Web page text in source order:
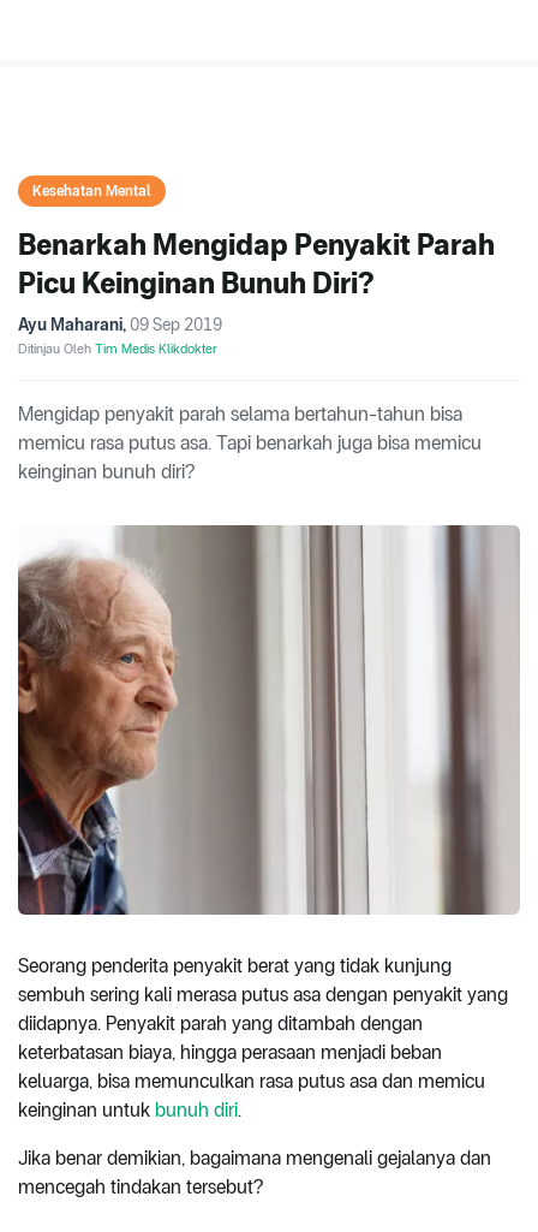
Kesehatan Mental
Benarkah Mengidap Penyakit Parah
Picu Keinginan Bunuh Diri?
Ayu Maharani, 09 Sep 2019
Ditinjau Oleh Tim Medis Klikdokter
Mengidap penyakit parah selama bertahun-tahun bisa
memicu rasa putus asa. Tapi benarkah juga bisa memicu
keinginan bunuh diri?
Seorang penderita penyakit berat yang tidak kunjung
sembuh sering kali merasa putus asa dengan penyakit yang
diidapnya. Penyakit parah yang ditambah dengan
keterbatasan biaya, hingga perasaan menjadi beban
keluarga, bisa memunculkan rasa putus asa dan memicu
keinginan untuk bunuh diri.
Jika benar demikian, bagaimana mengenali gejalanya dan
mencegah tindakan tersebut?